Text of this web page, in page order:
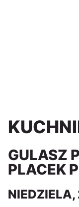
GULASZ
PLACEK
NIEDZIELA,